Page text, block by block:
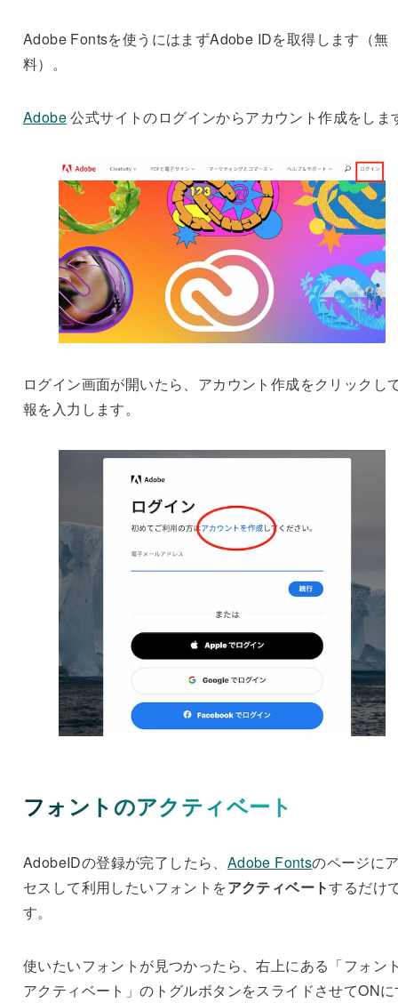
Adobe Fontsを使うにはまずAdobe IDを取得します（無
料）。
Adobe公式サイトのログインからアカウント作成をしま
ログイン画面が開いたら、アカウント作成をクリックし
報を入力します。
フォントのアクティベート
AdobeIDの登録が完了したら、 Adobe Fontsのページに
セスして利用したいフォントをアクティベートするだけ
す。
使いたいフォントが見つかったら、右上にある「フォン
アクティベート」のトグルボタンをスライドさせてON